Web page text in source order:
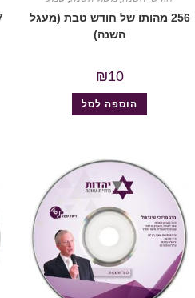
256 מהותו של חודש טבת (מעגל
השנה)
₪10
הוספה לסל